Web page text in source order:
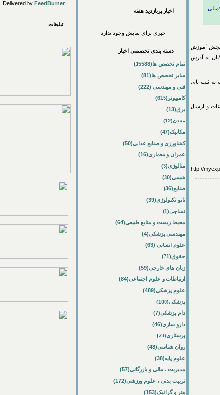
آموزش
به آدرس
روز شنبه ۲۱ تیرماه نسبت به ثبت نام،
و ارسال
http://
اخبار پربازديد هفته
خبری برای نمایش وجود ندارد!
دسته بندی تخصصی اخبار
تمام تخصص ها(15588)
سایر تخصص ها(81)
فنی و مهندسی (222)
کامپیوتر(615)
برق(13)
معدن(12)
مکانیک(47)
کشاورزی و صنایع غذایی(50)
عمران و معماری(16)
متالوژی(3)
شیمی(30)
صنایع(36)
نانو تکنولوژی(39)
نساجی(1)
محیط زیست و منابع طبیعی(64)
مهندسی پزشکی(4)
علوم انسانی (63)
حقوق(71)
زبان های خارجی(59)
ارتباطات و علوم اجتماعی(84)
علوم پزشکی(489)
پزشکی(100)
دام پزشکی(7)
دارو سازی(46)
پرستاری(21)
روان شناسی(48)
علوم پایه(38)
مدیریت ، مالی و بازرگانی(57)
تربیت بدنی ، علوم ورزشی(172)
هنر و گرافیک(153)
Delivered byFeedBurner
تبلیغات